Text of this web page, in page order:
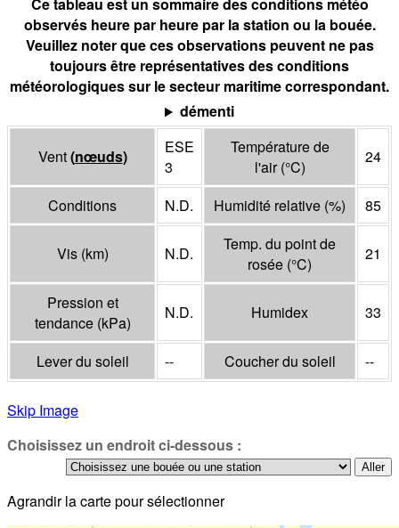
Ce tableau est un sommaire des conditions météo
observés heure par heure par la station ou la bouée.
Veuillez noter que ces observations peuvent ne pas
toujours être représentatives des conditions
météorologiques sur le secteur maritime correspondant.
démenti
Vent(nœuds)
ESE
3
Température de
l'air(°C)
24
Conditions N.D. Humidité relative (%) 85
Vis (km) N.D.
Temp. du point de
rosée (°C)
21
Pression et
tendance (kPa)
N.D. Humidex 33
Lever du soleil -- Coucher du soleil --
Skip Image
Choisissez un endroit ci-dessous :
Agrandir la carte pour sélectionner